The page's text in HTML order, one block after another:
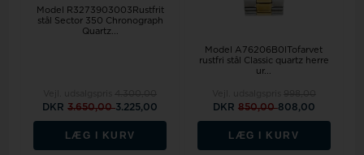
Model R3273903003Rustfrit
stål Sector 350 Chronograph
Quartz...
DKR3.650,003.225,00
LÆG I KURV
Model A76206B0ITofarvet
rustfri stål Classic quartz herre
ur...
DKR 850,00808,00
LÆG I KURV